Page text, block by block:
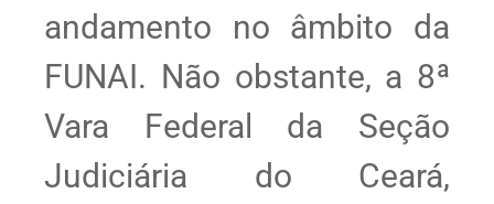
andamento no âmbito da
FUNAI. Não obstante, a 8ª
Vara Federal da Seção
Judiciária do Ceará,